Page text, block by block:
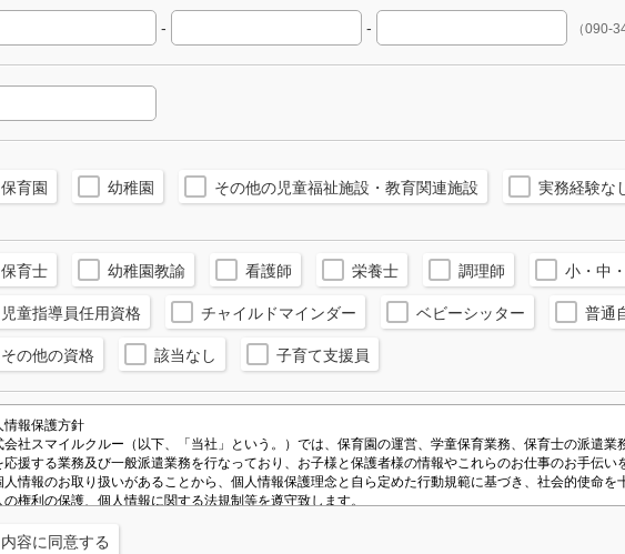
- - （090-
保育園 幼稚園 その他の児童福祉施設・教育関連施設 実務経験な
保育士 幼稚園教諭 看護師 栄養士 調理師 小・中
児童指導員任用資格 チャイルドマインダー ベビーシッター 普通
その他の資格 該当なし 子育て支援員
内容に同意する